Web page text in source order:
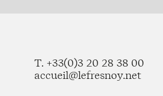
T. +33(0)3 20 28 38 00
accueil@lefresnoy.net